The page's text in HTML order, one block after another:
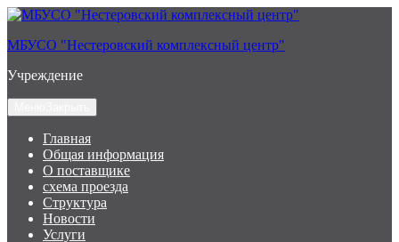
Перейти
содержимому
МБУСО "Нестеровский комплексный центр"
Учреждение
Главная
Общая информация
О поставщике
схема проезда
Структура
Новости
Услуги